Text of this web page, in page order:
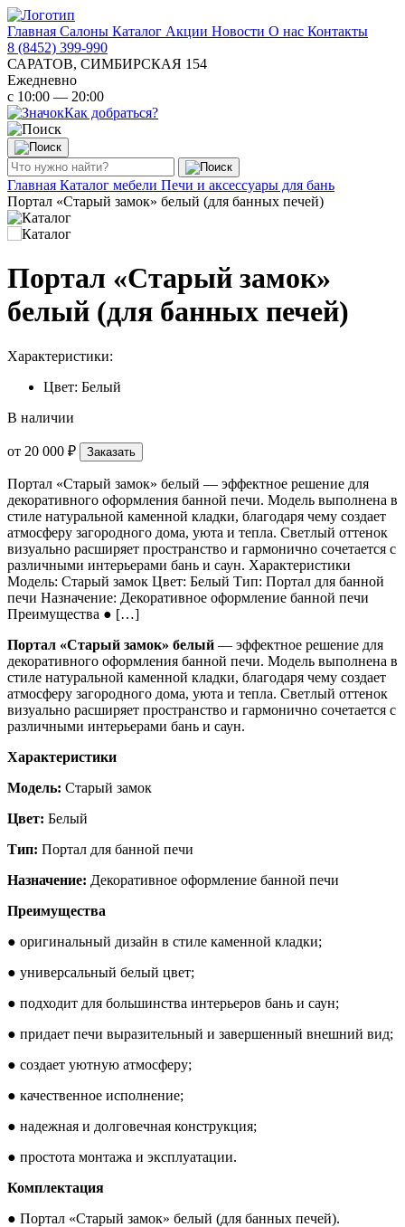
Главная Салоны Каталог Акции Новости О нас Контакты
8 (8452) 399-990
САРАТОВ, СИМБИРСКАЯ 154
Ежедневно
с 10:00 — 20:00
Как добраться?
Главная Каталог мебели Печи и аксессуары для бань
Портал «Старый замок» белый (для банных печей)
Портал «Старый замок»
белый (для банных печей)
Характеристики:
Цвет: Белый
В наличии
от 20 000 ₽ Заказать
Портал «Старый замок» белый — эффектное решение для
декоративного оформления банной печи. Модель выполнена в
стиле натуральной каменной кладки, благодаря чему создает
атмосферу загородного дома, уюта и тепла. Светлый оттенок
визуально расширяет пространство и гармонично сочетается с
различными интерьерами бань и саун. Характеристики
Модель: Старый замок Цвет: Белый Тип: Портал для банной
печи Назначение: Декоративное оформление банной печи
Преимущества ● […]
Портал «Старый замок» белый — эффектное решение для
декоративного оформления банной печи. Модель выполнена в
стиле натуральной каменной кладки, благодаря чему создает
атмосферу загородного дома, уюта и тепла. Светлый оттенок
визуально расширяет пространство и гармонично сочетается с
различными интерьерами бань и саун.
Характеристики
Модель: Старый замок
Цвет: Белый
Тип: Портал для банной печи
Назначение: Декоративное оформление банной печи
Преимущества
● оригинальный дизайн в стиле каменной кладки;
● универсальный белый цвет;
● подходит для большинства интерьеров бань и саун;
● придает печи выразительный и завершенный внешний вид;
● создает уютную атмосферу;
● качественное исполнение;
● надежная и долговечная конструкция;
● простота монтажа и эксплуатации.
Комплектация
● Портал «Старый замок» белый (для банных печей).